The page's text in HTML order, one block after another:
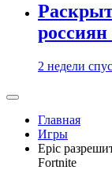
россиян
2 недели
Главная
Игры
Epic
Fortnite